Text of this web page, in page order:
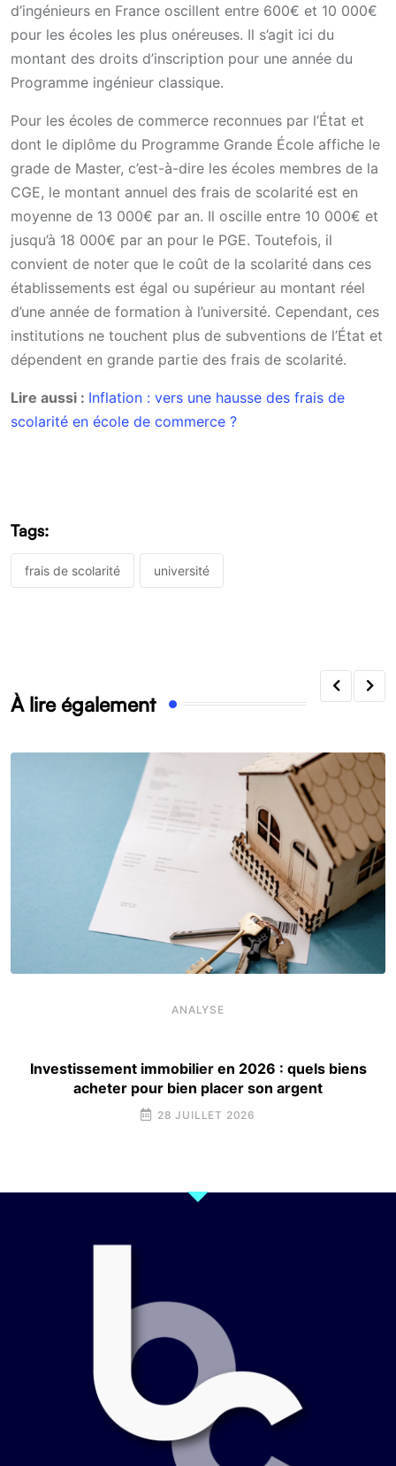
d’ingénieurs en France oscillent entre 600€ et 10 000€
pour les écoles les plus onéreuses. Il s’agit ici du
montant des droits d’inscription pour une année du
Programme ingénieur classique.
Pour les écoles de commerce reconnues par l’État et
dont le diplôme du Programme Grande École affiche le
grade de Master, c’est-à-dire les écoles membres de la
CGE, le montant annuel des frais de scolarité est en
moyenne de 13 000€ par an. Il oscille entre 10 000€ et
jusqu’à 18 000€ par an pour le PGE. Toutefois, il
convient de noter que le coût de la scolarité dans ces
établissements est égal ou supérieur au montant réel
d’une année de formation à l’université. Cependant, ces
institutions ne touchent plus de subventions de l’État et
dépendent en grande partie des frais de scolarité.
Lire aussi : Inflation : vers une hausse des frais de
scolarité en école de commerce ?
Tags:
frais de scolarité université
À lire également
ANALYSE
Investissement immobilier en 2026 : quels biens
acheter pour bien placer son argent
28 JUILLET 2026